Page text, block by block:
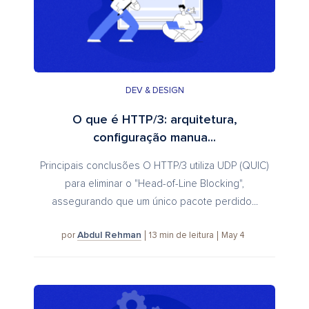
DEV & DESIGN
O que é HTTP/3: arquitetura,
configuração manua...
Principais conclusões O HTTP/3 utiliza UDP (QUIC)
para eliminar o "Head-of-Line Blocking",
assegurando que um único pacote perdido...
por Abdul Rehman 13 min de leitura May 4